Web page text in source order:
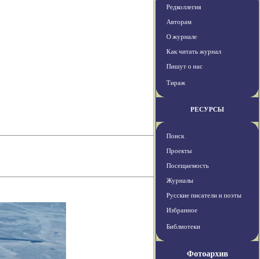
Редколлегия
Авторам
О журнале
Как читать журнал
Пишут о нас
Тираж
РЕСУРСЫ
Поиск
Проекты
Посещаемость
Журналы
Русские писатели и поэты
Избранное
Библиотеки
Фотоархив